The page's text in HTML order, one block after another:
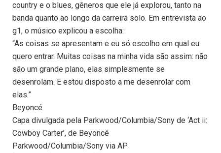
country e o blues, gêneros que ele já explorou, tanto na
banda quanto ao longo da carreira solo. Em entrevista ao
g1, o músico explicou a escolha:
“As coisas se apresentam e eu só escolho em qual eu
quero entrar. Muitas coisas na minha vida são assim: não
são um grande plano, elas simplesmente se
desenrolam. E estou disposto a me desenrolar com
elas.”
Beyoncé
Capa divulgada pela Parkwood/Columbia/Sony de ‘Act ii:
Cowboy Carter’, de Beyoncé
Parkwood/Columbia/Sony via AP